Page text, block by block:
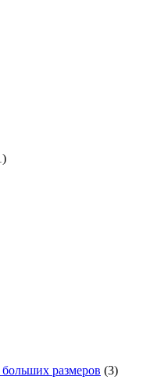
)
размеров (3)